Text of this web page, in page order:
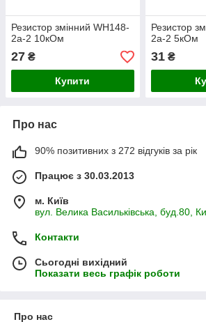
Резистор змінний WH148-
2a-2 10кОм
27 ₴
Купити
Резистор
2a-2 5кОм
31₴
Про нас
90% позитивних з 272 відгуків за рік
Працює з 30.03.2013
м. Київ
вул. Велика Васильківська, буд.80,
Контакти
Сьогодні вихідний
Показати весь графік роботи
Про нас